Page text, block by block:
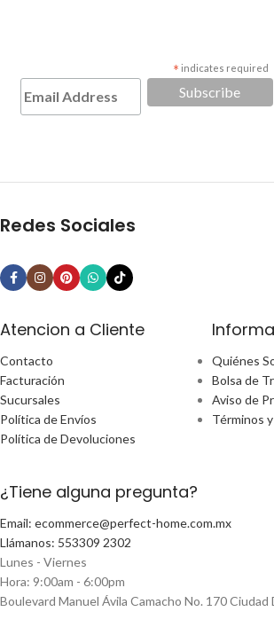
* indicates required
Redes Sociales
Atencion a Cliente
Contacto
Facturación
Sucursales
Política de Envíos
Política de Devoluciones
Quiénes
Bolsa de
Aviso de
Términos
¿Tiene alguna pregunta?
Email: ecommerce@perfect-home.com.mx
Llámanos: 553309 2302
Lunes - Viernes
Hora: 9:00am - 6:00pm
Boulevard Manuel Ávila Camacho No. 170 Ciudad